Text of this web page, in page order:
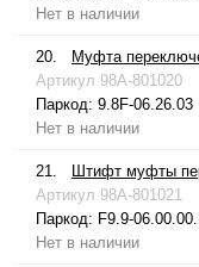
Нет в наличии
20.
Муфта
Артикул 98A-801020
Паркод: 9.8F-06.26.03
Нет в наличии
21.
Штифт муфты
Артикул 98A-801021
Паркод: F9.9-
Нет в наличии